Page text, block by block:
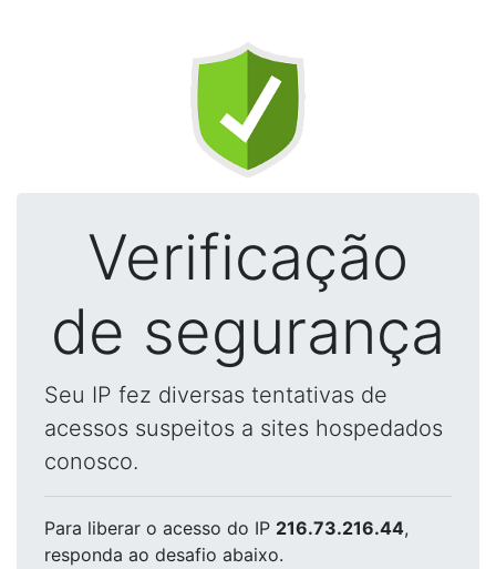
Verificação
de segurança
Seu IP fez diversas tentativas de
acessos suspeitos a sites hospedados
conosco.
Para liberar o acesso do IP 216.73.216.44,
responda ao desafio abaixo.